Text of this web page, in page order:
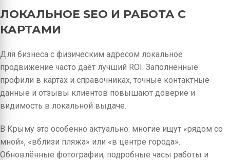
ЛОКАЛЬНОЕ SEO И РАБОТА С
КАРТАМИ
Для бизнеса с физическим адресом локальное
продвижение часто даёт лучший ROI. Заполненные
профили в картах и справочниках, точные контактные
данные и отзывы клиентов повышают доверие и
видимость в локальной выдаче.
В Крыму это особенно актуально: многие ищут «рядом со
мной», «вблизи пляжа» или «в центре города».
Обновлённые фотографии, подробные часы работы и